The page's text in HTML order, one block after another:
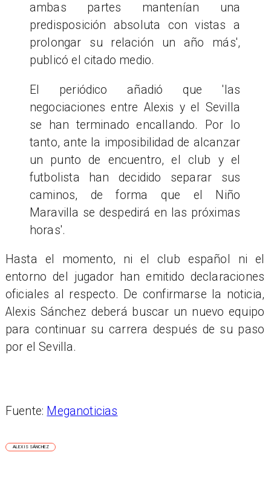
ambas partes mantenían una
predisposición absoluta con vistas a
prolongar su relación un año más',
publicó el citado medio.
El periódico añadió que 'las
negociaciones entre Alexis y el Sevilla
se han terminado encallando. Por lo
tanto, ante la imposibilidad de alcanzar
un punto de encuentro, el club y el
futbolista han decidido separar sus
caminos, de forma que el Niño
Maravilla se despedirá en las próximas
horas'.
Hasta el momento, ni el club español ni el
entorno del jugador han emitido declaraciones
oficiales al respecto. De confirmarse la noticia,
Alexis Sánchez deberá buscar un nuevo equipo
para continuar su carrera después de su paso
por el Sevilla.
Fuente: Meganoticias
ALEXIS SÁNCHEZ